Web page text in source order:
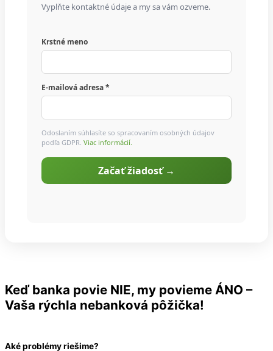
Vyplňte kontaktné údaje a my sa vám ozveme.
Krstné meno
E-mailová adresa *
Odoslaním súhlasíte so spracovaním osobných údajov
podľa GDPR. Viac informácií.
Začať žiadosť →
Keď banka povie NIE, my povieme ÁNO –
Vaša rýchla nebanková pôžička!
Aké problémy riešime?